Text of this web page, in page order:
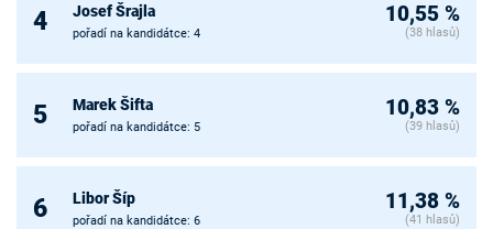
4 Josef Šrajla
pořadí na kandidátce: 4
10,55 %
(38 hlasů)
5 Marek Šifta
pořadí na kandidátce: 5
10,83 %
(39 hlasů)
6 Libor Šíp
pořadí na kandidátce: 6
11,38 %
(41 hlasů)